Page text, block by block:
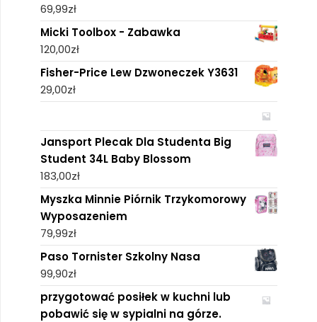
69,99zł
Micki Toolbox - Zabawka
120,00zł
Fisher-Price Lew Dzwoneczek Y3631
29,00zł
Jansport Plecak Dla Studenta Big
Student 34L Baby Blossom
183,00zł
Myszka Minnie Piórnik Trzykomorowy
Wyposazeniem
79,99zł
Paso Tornister Szkolny Nasa
99,90zł
przygotować posiłek w kuchni lub
pobawić się w sypialni na górze.